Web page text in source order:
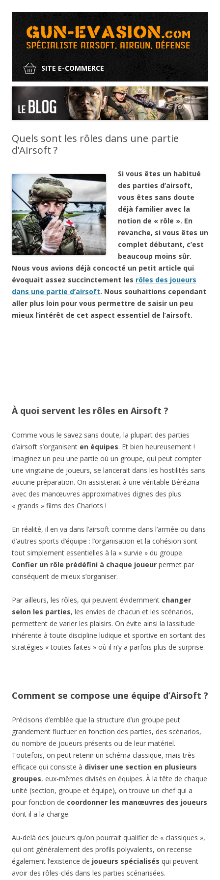
SITE E-COMMERCE
Aller
au
contenu
Quels sont les rôles dans une partie
d’Airsoft ?
Si vous êtes un habitué
des parties d’airsoft,
vous êtes sans doute
déjà familier avec la
notion de « rôle ». En
revanche, si vous êtes un
complet débutant, c’est
beaucoup moins sûr.
Nous vous avions déjà concocté un petit article qui
évoquait assez succinctement les rôles des joueurs
dans une partie d’airsoft. Nous souhaitions cependant
aller plus loin pour vous permettre de saisir un peu
mieux l’intérêt de cet aspect essentiel de l’airsoft.
À quoi servent les rôles en Airsoft ?
Comme vous le savez sans doute, la plupart des parties
d’airsoft s’organisent en équipes. Et bien heureusement !
Imaginez un peu une partie où un groupe, qui peut compter
une vingtaine de joueurs, se lancerait dans les hostilités sans
aucune préparation. On assisterait à une véritable Bérézina
avec des manœuvres approximatives dignes des plus
« grands » films des Charlots !
En réalité, il en va dans l’airsoft comme dans l’armée ou dans
d’autres sports d’équipe : l’organisation et la cohésion sont
tout simplement essentielles à la « survie » du groupe.
Confier un rôle prédéfini à chaque joueur permet par
conséquent de mieux s’organiser.
Par ailleurs, les rôles, qui peuvent évidemment changer
selon les parties, les envies de chacun et les scénarios,
permettent de varier les plaisirs. On évite ainsi la lassitude
inhérente à toute discipline ludique et sportive en sortant des
stratégies « toutes faites » où il n’y a parfois plus de surprise.
Comment se compose une équipe d’Airsoft ?
Précisons d’emblée que la structure d’un groupe peut
grandement fluctuer en fonction des parties, des scénarios,
du nombre de joueurs présents ou de leur matériel.
Toutefois, on peut retenir un schéma classique, mais très
efficace qui consiste à diviser une section en plusieurs
groupes, eux-mêmes divisés en équipes. À la tête de chaque
unité (section, groupe et équipe), on trouve un chef qui a
pour fonction de coordonner les manœuvres des joueurs
dont il a la charge.
Au-delà des joueurs qu’on pourrait qualifier de « classiques »,
qui ont généralement des profils polyvalents, on recense
également l’existence de joueurs spécialisés qui peuvent
avoir des rôles-clés dans les parties scénarisées.